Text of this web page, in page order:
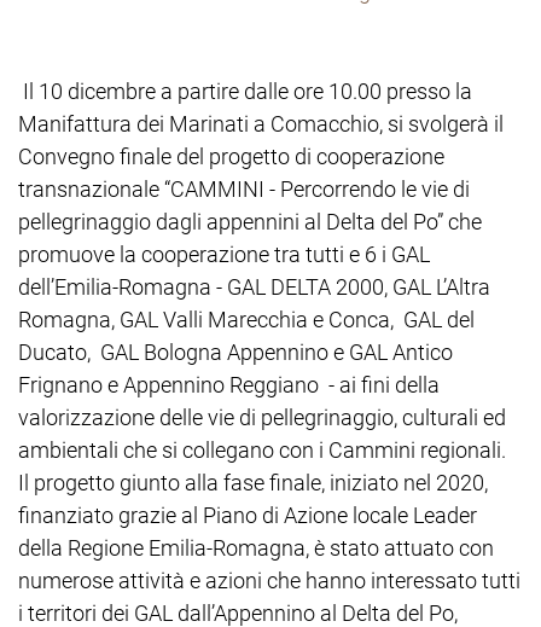
Il 10 dicembre a partire dalle ore 10.00 presso la
Manifattura dei Marinati a Comacchio, si svolgerà il
Convegno finale del progetto di cooperazione
transnazionale “CAMMINI - Percorrendo le vie di
pellegrinaggio dagli appennini al Delta del Po” che
promuove la cooperazione tra tutti e 6 i GAL
dell’Emilia-Romagna - GAL DELTA 2000, GAL L’Altra
Romagna, GAL Valli Marecchia e Conca, GAL del
Ducato, GAL Bologna Appennino e GAL Antico
Frignano e Appennino Reggiano - ai fini della
valorizzazione delle vie di pellegrinaggio, culturali ed
ambientali che si collegano con i Cammini regionali.
Il progetto giunto alla fase finale, iniziato nel 2020,
finanziato grazie al Piano di Azione locale Leader
della Regione Emilia-Romagna, è stato attuato con
numerose attività e azioni che hanno interessato tutti
i territori dei GAL dall’Appennino al Delta del Po,